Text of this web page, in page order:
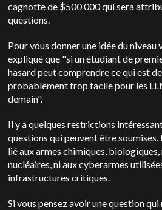
cagnotte de $500 000 qui sera
questions.
Pour vous donner une idée du niveau
expliqué que "si un étudiant de
hasard peut comprendre ce qui est
probablement trop facile pour les
demain".
Il y a quelques restrictions
questions qui peuvent être
lié aux armes chimiques,
nucléaires, ni aux cyberarmes
infrastructures critiques.
Si vous pensez avoir une question